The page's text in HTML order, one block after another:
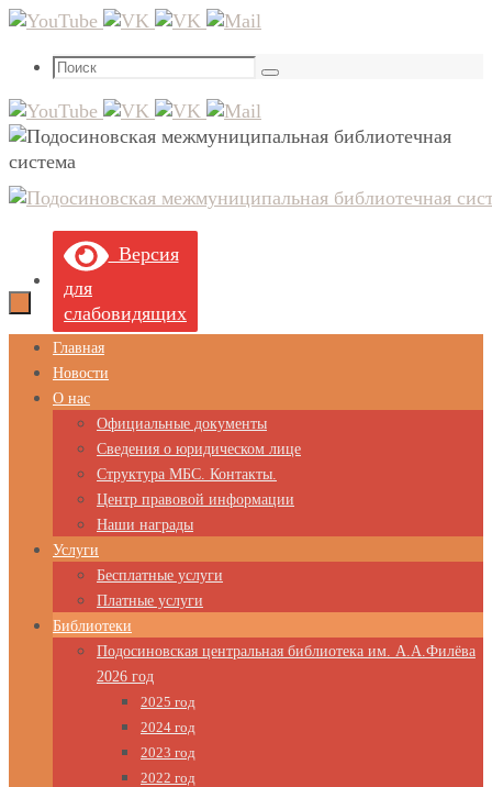
Перейти
содержимому
Что
Поиск
Версия
для
слабовидящих
Перейти
содержимому
Главная
Новости
О нас
Официальные документы
Сведения о юридическом лице
Структура МБС. Контакты.
Центр правовой информации
Наши награды
Услуги
Бесплатные услуги
Платные услуги
Библиотеки
Подосиновская центральная библиотека им. А.А.Филёва
2026 год
2025 год
2024 год
2023 год
2022 год